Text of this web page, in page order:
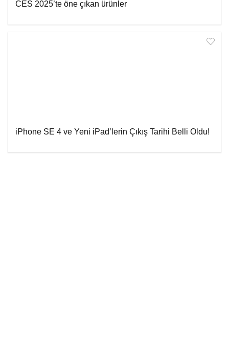
CES 2025’te öne çıkan ürünler
iPhone SE 4 ve Yeni iPad’lerin Çıkış Tarihi Belli Oldu!